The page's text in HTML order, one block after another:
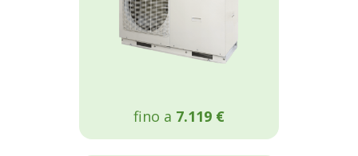
fino a 7.119 €